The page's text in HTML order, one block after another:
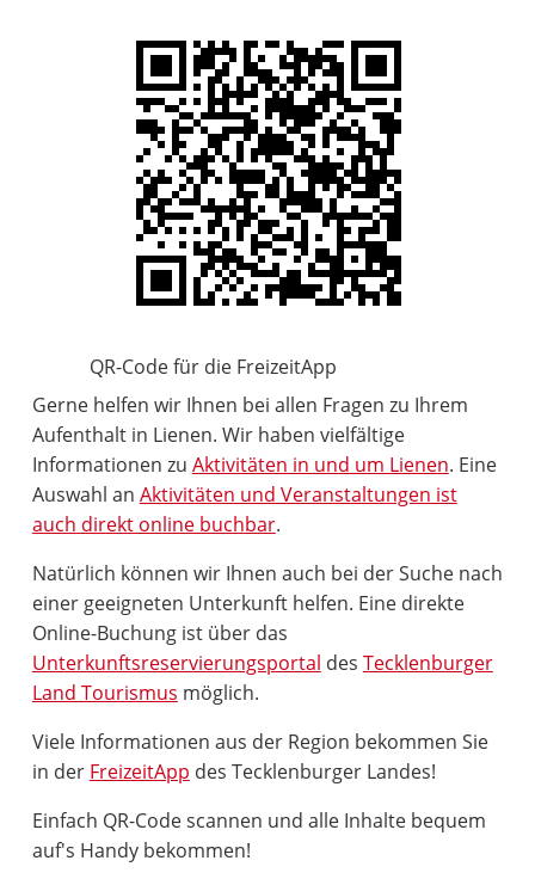
QR-Code für die FreizeitApp
Gerne helfen wir Ihnen bei allen Fragen zu Ihrem
Aufenthalt in Lienen. Wir haben vielfältige
Informationen zu Aktivitäten in und um Lienen. Eine
Auswahl an Aktivitäten und Veranstaltungen ist
auch direkt online buchbar.
Natürlich können wir Ihnen auch bei der Suche nach
einer geeigneten Unterkunft helfen. Eine direkte
Online-Buchung ist über das
Unterkunftsreservierungsportal des Tecklenburger
Land Tourismus möglich.
Viele Informationen aus der Region bekommen Sie
in der FreizeitApp des Tecklenburger Landes!
Einfach QR-Code scannen und alle Inhalte bequem
auf's Handy bekommen!